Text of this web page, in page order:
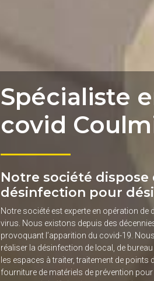
Spécialiste
covid
Notre société dispose
désinfection pour
Notre société est experte en opération de
virus. Nous existons depuis des
provoquant l’apparition du covid-19.
réaliser la désinfection de local, de
les espaces à traiter, traitement de
fourniture de matériels de prévention